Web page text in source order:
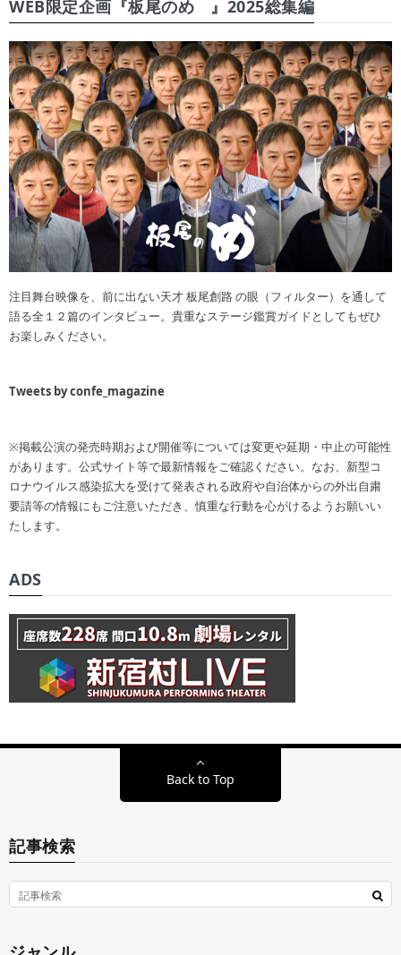
WEB限定企画『板尾のめ゙』2025総集編
注目舞台映像を、前に出ない天才 板尾創路 の眼（フィルター）を通して
語る全１２篇のインタビュー。貴重なステージ鑑賞ガイドとしてもぜひ
お楽しみください。
Tweets by confe_magazine
※掲載公演の発売時期および開催等については変更や延期・中止の可能性
があります。公式サイト等で最新情報をご確認ください。なお、新型コ
ロナウイルス感染拡大を受けて発表される政府や自治体からの外出自粛
要請等の情報にもご注意いただき、慎重な行動を心がけるようお願いい
たします。
ADS
Back to Top
記事検索